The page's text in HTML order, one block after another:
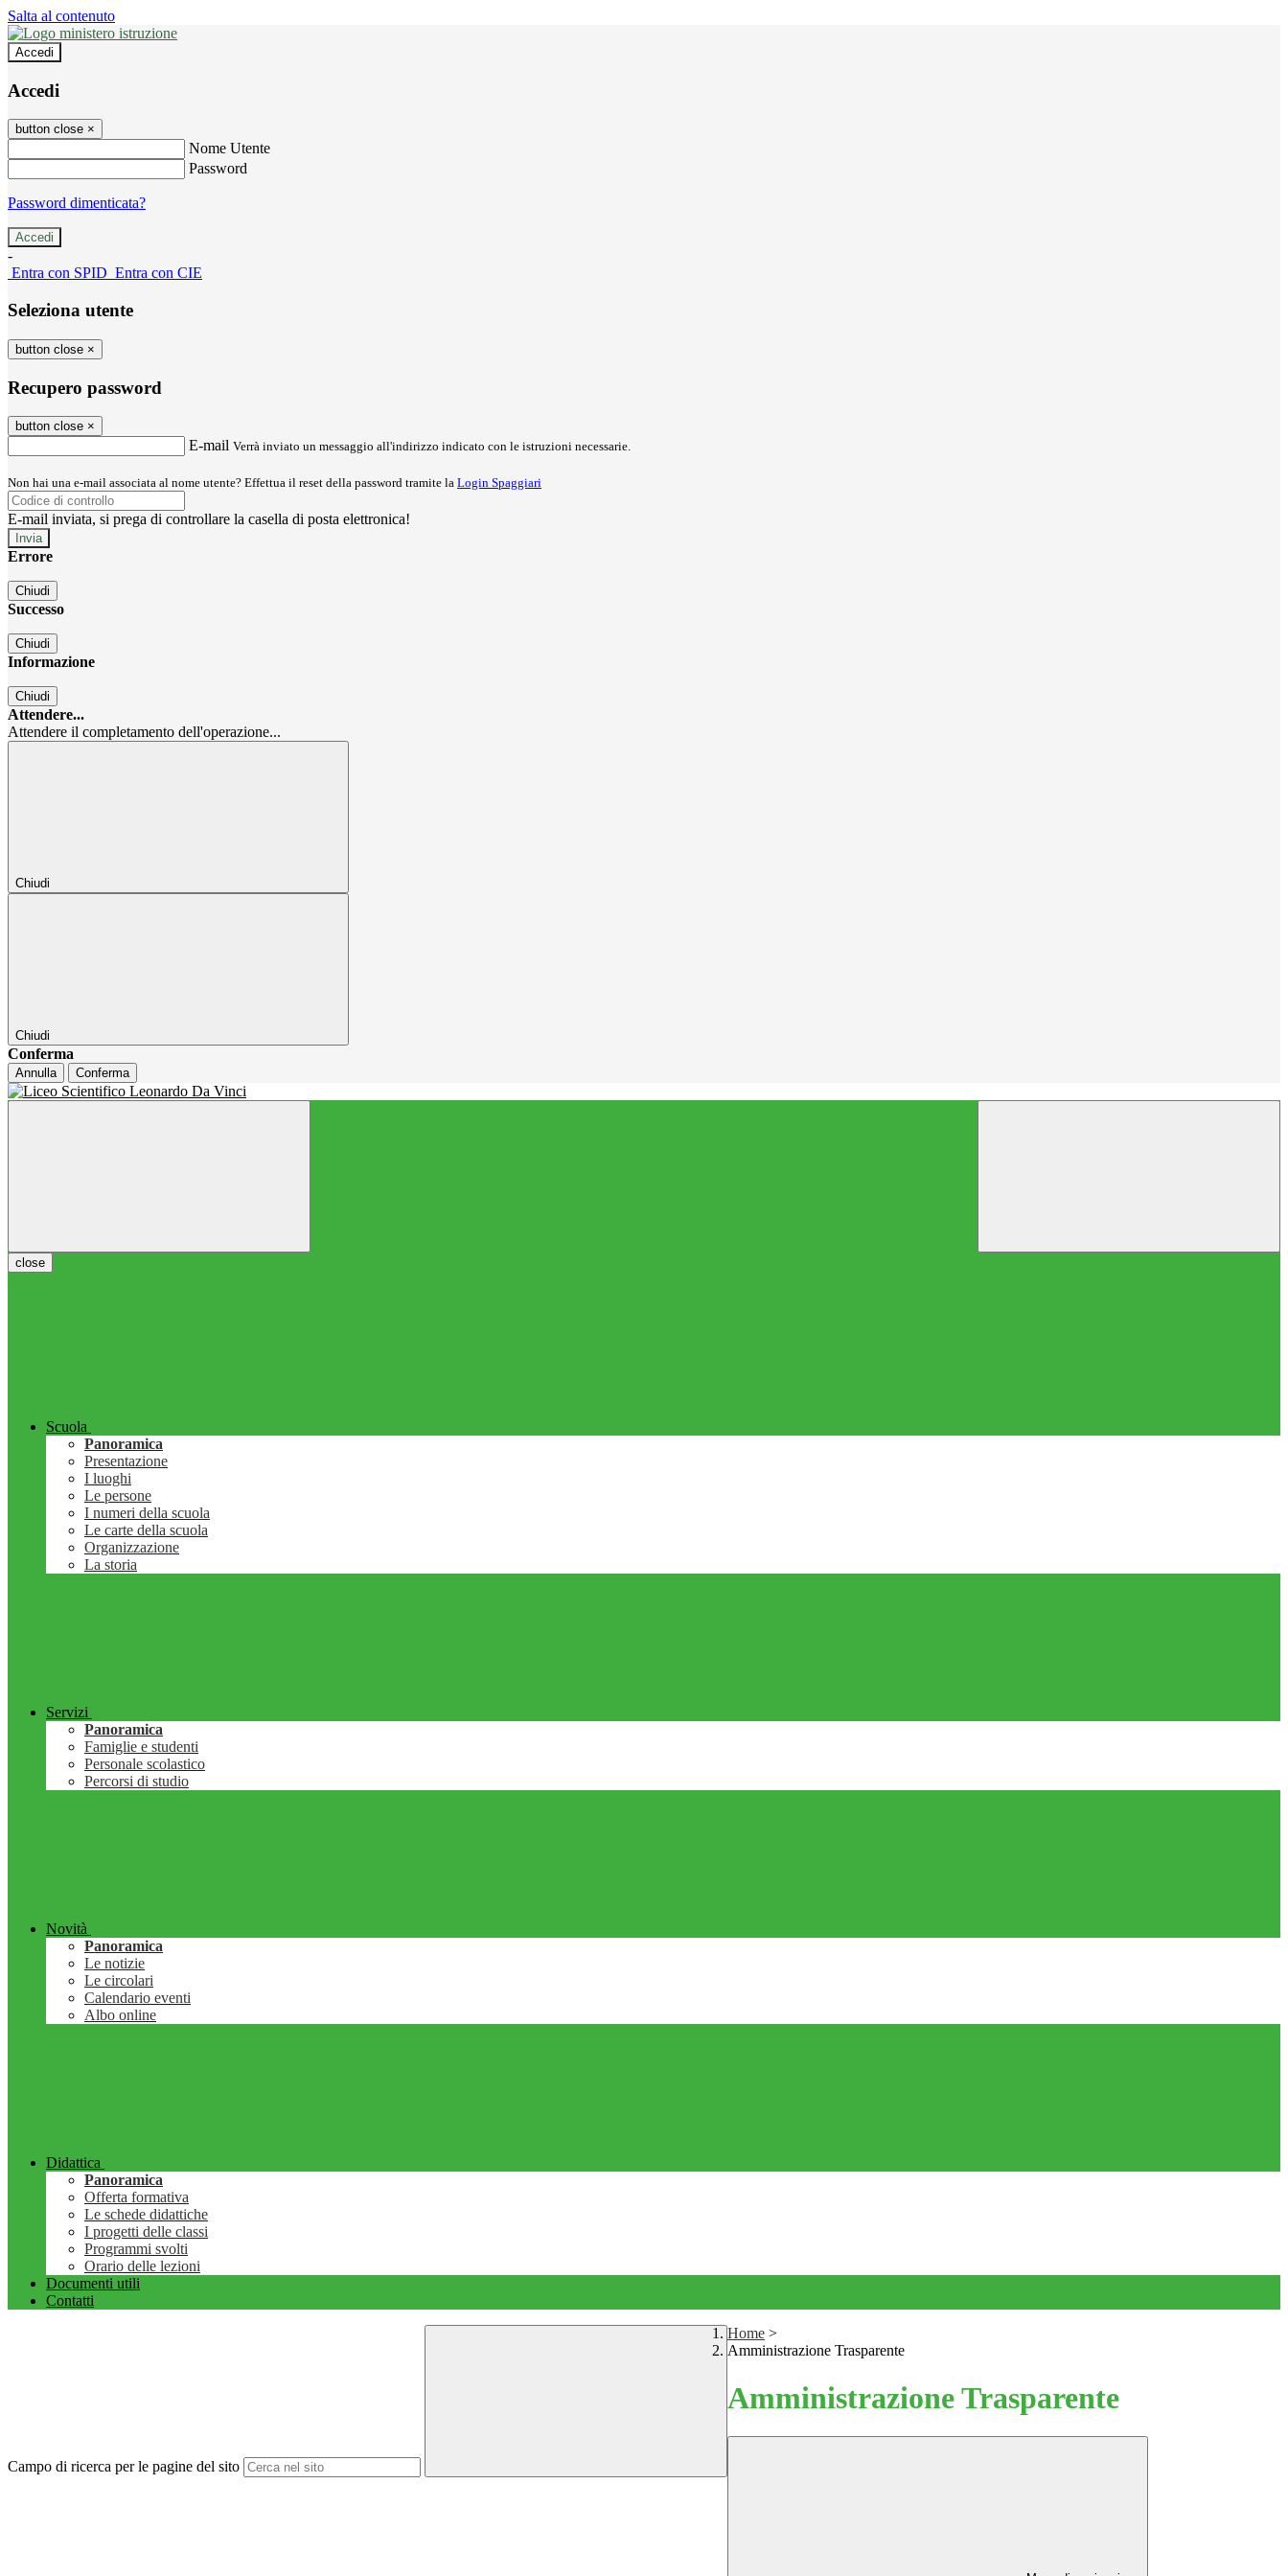
Salta al contenuto
Accedi
Accedi
button close ×
Nome Utente
Password
Password dimenticata?
-
Entra con SPID Entra con CIE
Seleziona utente
button close ×
Recupero password
button close ×
E-mail Verrà inviato un messaggio all'indirizzo indicato con le istruzioni necessarie.
Non hai una e-mail associata al nome utente? Effettua il reset della password tramite la Login Spaggiari
E-mail inviata, si prega di controllare la casella di posta elettronica!
Errore
Chiudi
Successo
Chiudi
Informazione
Chiudi
Attendere...
Attendere il completamento dell'operazione...
Chiudi
Chiudi
Conferma
Annulla Conferma
close
Scuola
Panoramica
Presentazione
I luoghi
Le persone
I numeri della scuola
Le carte della scuola
Organizzazione
La storia
Servizi
Panoramica
Famiglie e studenti
Personale scolastico
Percorsi di studio
Novità
Panoramica
Le notizie
Le circolari
Calendario eventi
Albo online
Didattica
Panoramica
Offerta formativa
Le schede didattiche
I progetti delle classi
Programmi svolti
Orario delle lezioni
Documenti utili
Contatti
Campo di ricerca per le pagine del sito
Home >
Amministrazione Trasparente
Amministrazione Trasparente